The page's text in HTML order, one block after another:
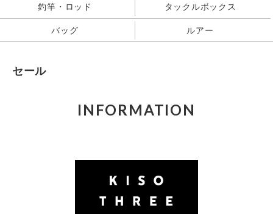
釣竿・ロッド タックルボックス
バッグ ルアー
セール
INFORMATION